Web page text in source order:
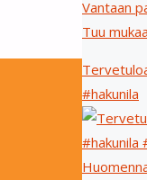
Vantaan
Tuu
#hakunila